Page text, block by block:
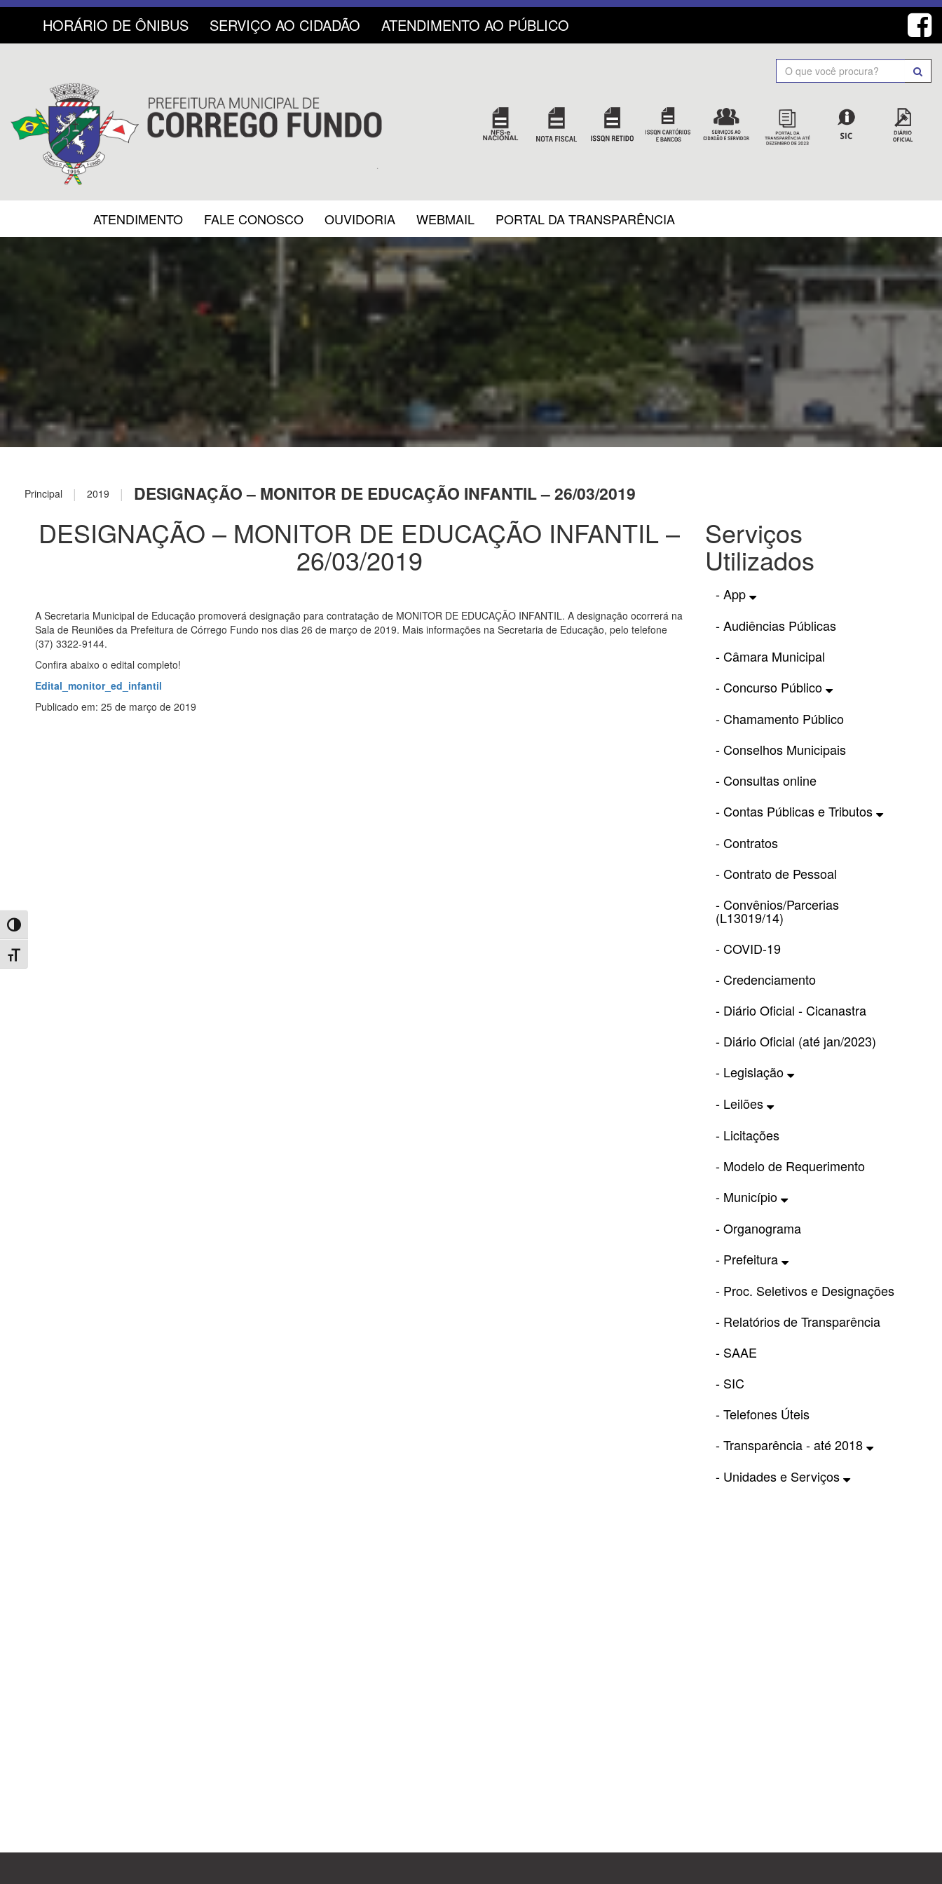
Toggle High Contrast
Toggle Font size
HORÁRIO DE ÔNIBUS SERVIÇO AO CIDADÃO ATENDIMENTO AO PÚBLICO
Search
ATENDIMENTO FALE CONOSCO OUVIDORIA WEBMAIL PORTAL DA TRANSPARÊNCIA
Principal | 2019 | DESIGNAÇÃO – MONITOR DE EDUCAÇÃO INFANTIL – 26/03/2019
DESIGNAÇÃO – MONITOR DE EDUCAÇÃO INFANTIL –
26/03/2019
A Secretaria Municipal de Educação promoverá designação para contratação de MONITOR DE EDUCAÇÃO INFANTIL. A designação ocorrerá na
Sala de Reuniões da Prefeitura de Córrego Fundo nos dias 26 de março de 2019. Mais informações na Secretaria de Educação, pelo telefone
(37) 3322-9144.
Confira abaixo o edital completo!
Edital_monitor_ed_infantil
Publicado em: 25 de março de 2019
Serviços
Utilizados
- App
- Audiências Públicas
- Câmara Municipal
- Concurso Público
- Chamamento Público
- Conselhos Municipais
- Consultas online
- Contas Públicas e Tributos
- Contratos
- Contrato de Pessoal
- Convênios/Parcerias
(L13019/14)
- COVID-19
- Credenciamento
- Diário Oficial - Cicanastra
- Diário Oficial (até jan/2023)
- Legislação
- Leilões
- Licitações
- Modelo de Requerimento
- Município
- Organograma
- Prefeitura
- Proc. Seletivos e Designações
- Relatórios de Transparência
- SAAE
- SIC
- Telefones Úteis
- Transparência - até 2018
- Unidades e Serviços